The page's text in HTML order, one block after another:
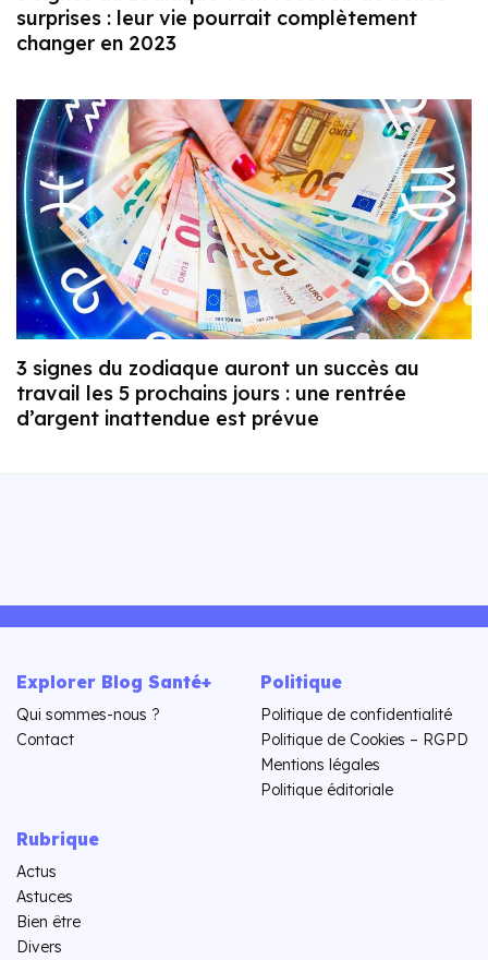
surprises : leur vie pourrait complètement
changer en 2023
3 signes du zodiaque auront un succès au
travail les 5 prochains jours : une rentrée
d’argent inattendue est prévue
Explorer Blog Santé+
Qui sommes-nous ?
Contact
Politique
Politique de confidentialité
Politique de Cookies – RGPD
Mentions légales
Politique éditoriale
Rubrique
Actus
Astuces
Bien être
Divers